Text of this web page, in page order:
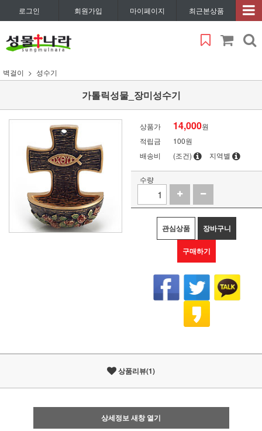
로그인 회원가입 마이페이지 최근본상품
벽걸이 성수기
가톨릭성물_장미성수기
상품가 14,000원
적립금
100원
배송비
(조건) 지역별
수량
관심상품 장바구니
구매하기
상품리뷰(1)
상세정보 새창 열기